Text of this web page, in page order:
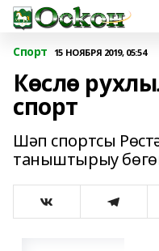
Спорт 15 НОЯБРЯ 2019, 05:54
Көслө
спорт
Шәп спортсы
таныштырыу